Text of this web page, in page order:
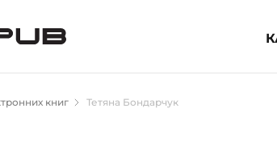
Художня література (1854)
книг Тетяна Бондарчук